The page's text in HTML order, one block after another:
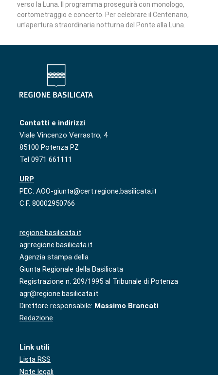
verso la Luna. Il programma proseguirà con monologo,
cortometraggio e concerto. Per celebrare il Centenario,
un’apertura straordinaria notturna del Ponte alla Luna.
Contatti e indirizzi
Viale Vincenzo Verrastro, 4
85100 Potenza PZ
Tel 0971 661111
URP
PEC: AOO-giunta@cert.regione.basilicata.it
C.F. 80002950766
regione.basilicata.it
agr.regione.basilicata.it
Agenzia stampa della
Giunta Regionale della Basilicata
Registrazione n. 209/1995 al Tribunale di Potenza
agr@regione.basilicata.it
Direttore responsabile: Massimo Brancati
Redazione
Link utili
Lista RSS
Note legali